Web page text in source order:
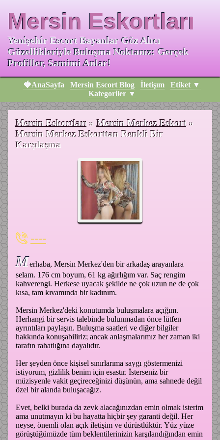
Mersin Eskortları
Yenişehir Escort Bayanlar Göz Alıcı
Güzellikleriyle Buluşma Noktanız: Gerçek
Profiller, Samimi Anlar!
🍓AnaSayfa Mersin Escort Blog İletişım
Etiket ▼
Kategoriler ▼
Mersin Eskortları »Mersin Merkez Eskort »
Mersin Merkez Eskorttan Renkli Bir
Karşılaşma
----
Merhaba, Mersin Merkez'den bir arkadaş arayanlara
selam. 176 cm boyum, 61 kg ağırlığım var. Saç rengim
kahverengi. Herkese uyacak şekilde ne çok uzun ne de çok
kısa, tam kıvamında bir kadınım.
Mersin Merkez'deki konutumda buluşmalara açığım.
Herhangi bir servis talebinde bulunmadan önce lütfen
ayrıntıları paylaşın. Buluşma saatleri ve diğer bilgiler
hakkında konuşabiliriz; ancak anlaşmalarımız her zaman iki
tarafın rahatlığına dayalıdır.
Her şeyden önce kişisel sınırlarıma saygı göstermenizi
istiyorum, gizlilik benim için esastır. İsterseniz bir
müzisyenle vakit geçireceğinizi düşünün, ama sahnede değil
özel bir alanda buluşacağız.
Evet, belki burada da zevk alacağınızdan emin olmak isterim
ama unutmayın ki bu hayatta hiçbir şey garanti değil. Her
neyse, önemli olan açık iletişim ve dürüstlüktür. Yüz yüze
görüştüğümüzde tüm beklentilerinizin karşılandığından emin